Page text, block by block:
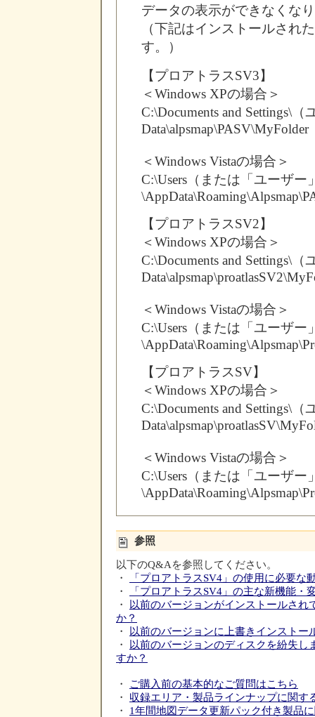
データの表示ができなくな
（下記はインストールされ
す。）
【プロアトラスSV3】
＜Windows XPの場合＞
C:\Documents and Settings\
Data\alpsmap\PASV\MyFolder
＜Windows Vistaの場合＞
C:\Users（または「ユーザ
【プロアトラスSV2】
＜Windows XPの場合＞
C:\Documents and Settings\
＜Windows Vistaの場合＞
C:\Users（または「ユーザ
【プロアトラスSV】
＜Windows XPの場合＞
C:\Documents and Settings\
＜Windows Vistaの場合＞
C:\Users（または「ユーザ
参照
以下のQ&Aを参照してください。
・
「プロアトラスSV4」の使用に必要な
・
「プロアトラスSV4」の主な新機能・
・
以前のバージョンがインストールさ
か？
・
以前のバージョンに上書きインストー
・
以前のバージョンのディスクを紛失
すか？
・
ご購入前の基本的なご質問はこちら
・ 収録エリア・製品ラインナップに関す
・ 1年間地図データ更新パック付き製品